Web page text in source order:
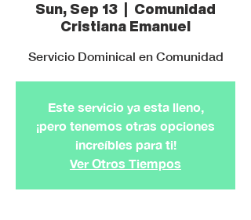
Sun, Sep 13
Comunidad
Cristiana Emanuel
Servicio Dominical en Comunidad
Este servicio ya esta lleno,
¡pero tenemos otras opciones
increíbles para ti!
Ver Otros Tiempos